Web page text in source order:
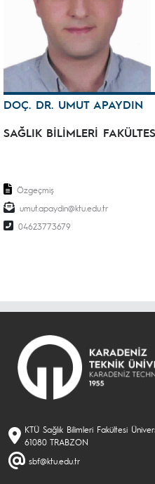
DOÇ. DR. UMUT APAYDIN
SAĞLIK BİLİMLERİ
Özgeçmiş
umut.apaydin@ktu.edu.tr
04623773679
KTÜ Sağlık Bilimleri Fakültesi
61080 TRABZON
sbf@ktu.edu.tr